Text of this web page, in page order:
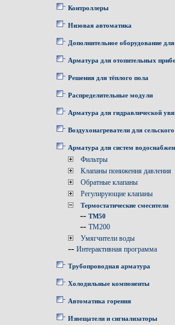
Контроллеры
Низовая автоматика
Дополнительное оборудование
Арматура для отопительных
Решения для тёплого пола
Распределительные модули
Арматура для гидравлической
Воздухонагреватели для
Арматура для систем
Фильтры
Клапаны понижения давления
Обратные клапаны
Регулирующие клапаны
Термостатические смесители
-- TM50
-- TM200
Умягчители воды
-- Интерактивная программа
Трубопроводная арматура
Холодильные компоненты
Автоматика горения
Извещатели и сигнализаторы